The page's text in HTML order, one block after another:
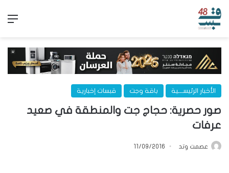
الأخبار الرئيســـية باقة وجت قبسات إخبارية
صور حصرية: حجاج جت والمنطقة في صعيد
عرفات
عصمت وتد 11/09/2016